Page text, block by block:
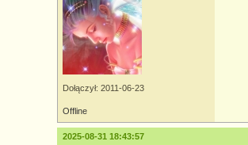
Dołączył: 2011-06-23
Offline
2025-08-31 18:43:57